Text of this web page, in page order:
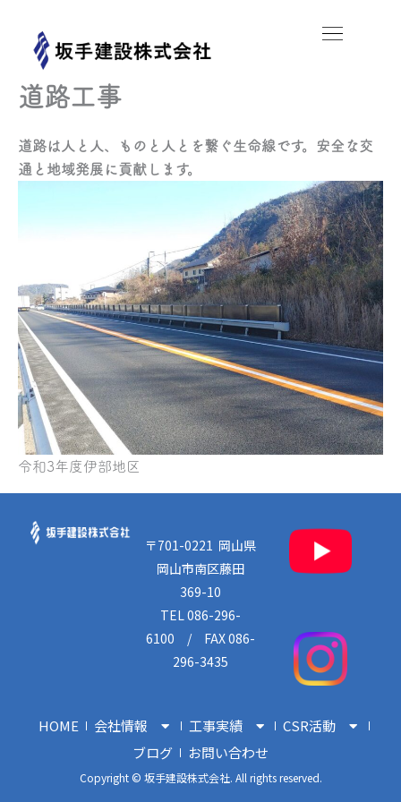
道路工事
道路は人と人、ものと人とを繋ぐ生命線です。安全な交
通と地域発展に貢献します。
令和3年度伊部地区
〒701-0221 岡山県
岡山市南区藤田
369-10
TEL 086-296-
6100 / FAX 086-
296-3435
HOME 会社情報 工事実績
CSR活動
ブログ
お問い合わせ
Copyright © 坂手建設株式会社. All rights reserved.